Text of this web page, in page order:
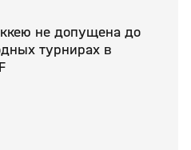
не допущена до
турнирах в